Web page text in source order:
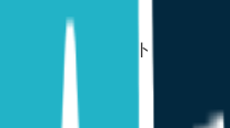
リー
成AIまとめサイト